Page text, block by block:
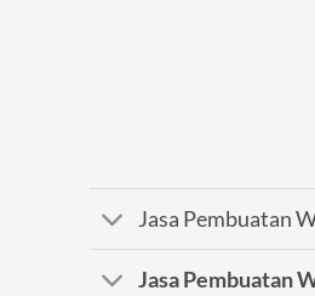
Jasa Pembuatan
Jasa Pembuatan